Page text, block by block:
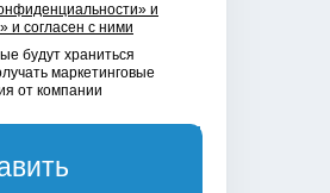
и
и согласен с ними
будут храниться
маркетинговые
от компании